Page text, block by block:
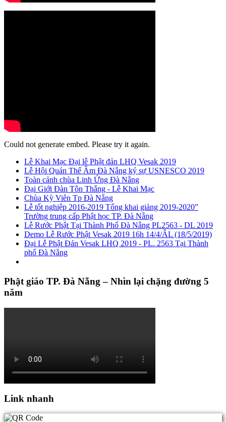
Could not generate embed. Please try it again.
Lễ Khai Mạc Đại lễ Phật đản LHQ Vesak 2019
Lễ Hội Quán Thế Âm Đà Nẵng ký sự USNESCO 2019
Toàn cảnh chùa Linh Ứng Đà Nẵng
Đại Giới Đàn Tôn Thắng - Lễ Khai Mạc
Chùa Kỳ Viên Tp Đà Nẵng
Lễ tốt nghiệp 2016-2019 Tổng khai giảng 2019-2020”
Trường trung cấp Phật học TP. Đà Nẵng
Lễ Rước Phật Tại Thành Phố Đà Nẵng PL2563 - DL 2019
Demo Lễ Rước Phật Vesak 2019 16h 14/4/ÂL (18/5/2019)
Đại Lễ Phật Đản Vesak LHQ 2019 - PL. 2563 Tại Thành
phố Đà Nẵng
Phật giáo TP. Đà Nẵng – Nhìn lại chặng đường 5
năm
Link nhanh